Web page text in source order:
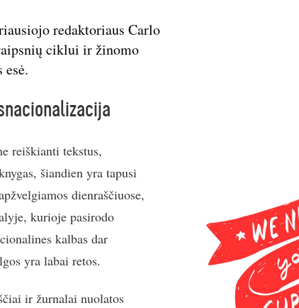
redaktoriaus Carlo
ciklui ir žinomo
reiškianti tekstus,
šiandien yra tapusi
dienraščiuose,
kurioje pasirodo
kalbas dar
yra labai retos.
ir žurnalai nuolatos